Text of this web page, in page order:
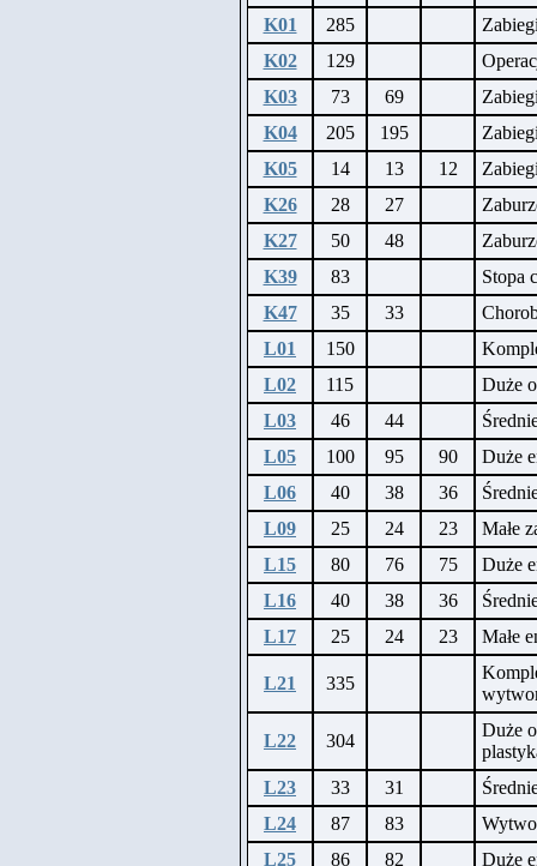
K01
285
K02
129
K03
73 69
K04
205 195
K05
14 13 12
K26
28 27
K27
50 48
K39
83
Stopa
K47
35 33
L01
150
L02
115
Duże
L03
46 44
L05
100 95 90
Duże
L06
40 38 36
L09
25 24 23
Małe
L15
80 76 75
Duże
L16
40 38 36
L17
25 24 23 Małe
L21 335
L22 304
Duże
L23
33 31
L24
87 83
L25
86 82
Duże